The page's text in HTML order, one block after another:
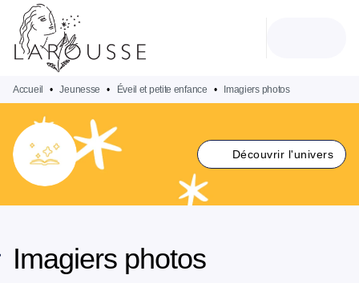
MENU
PIED DE PAGE
Accueil • Jeunesse • Éveil et petite enfance • Imagiers photos
Découvrir l'univers
Imagiers photos